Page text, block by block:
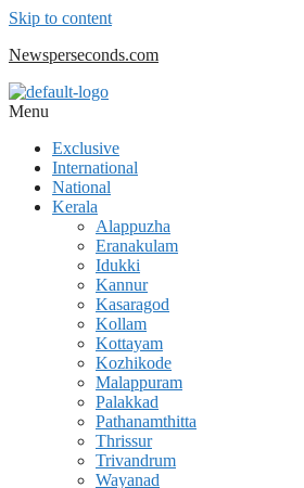
Skip to content
Newsperseconds.com
Menu
Exclusive
International
National
Kerala
Alappuzha
Eranakulam
Idukki
Kannur
Kasaragod
Kollam
Kottayam
Kozhikode
Malappuram
Palakkad
Pathanamthitta
Thrissur
Trivandrum
Wayanad